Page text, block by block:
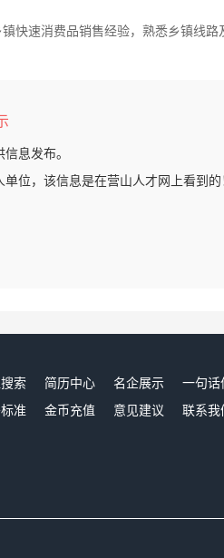
快速消费品销售经验，熟悉乡镇线路
息发布。
单位，该信息是在营山人才网上看到的
索 简历中心 名企展示 一句话
准
金币充值 意见建议 联系我